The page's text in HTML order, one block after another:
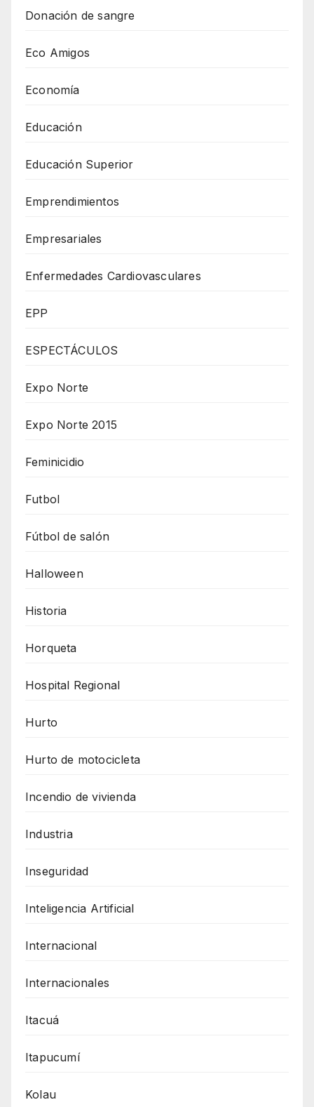
Donación de sangre
Eco Amigos
Economía
Educación
Educación Superior
Emprendimientos
Empresariales
Enfermedades Cardiovasculares
EPP
ESPECTÁCULOS
Expo Norte
Expo Norte 2015
Feminicidio
Futbol
Fútbol de salón
Halloween
Historia
Horqueta
Hospital Regional
Hurto
Hurto de motocicleta
Incendio de vivienda
Industria
Inseguridad
Inteligencia Artificial
Internacional
Internacionales
Itacuá
Itapucumí
Kolau